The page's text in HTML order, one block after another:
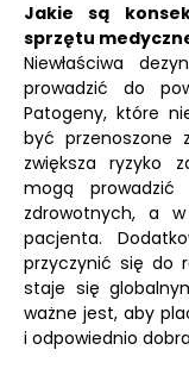
Jakie są
sprzętu
Niewłaściwa
prowadzić do
Patogeny, które
być przenoszone
zwiększa ryzyko
mogą prowadzić
zdrowotnych, a
pacjenta.
przyczynić się do
staje się
ważne jest, aby
i odpowiednio